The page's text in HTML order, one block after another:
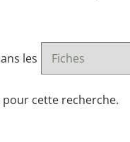
les
pour cette recherche.